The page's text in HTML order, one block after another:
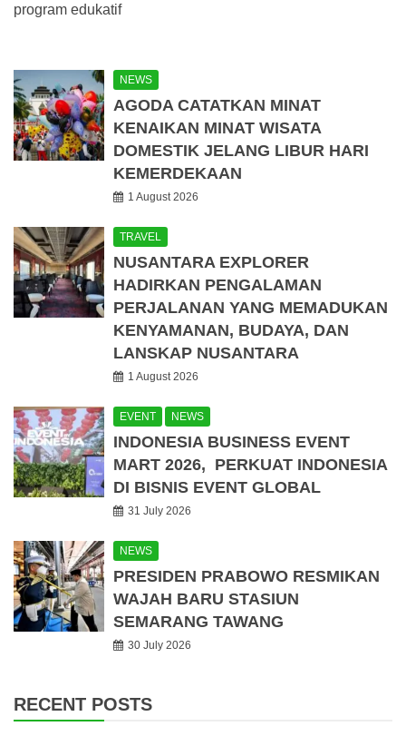
program edukatif
NEWS
AGODA CATATKAN MINAT
KENAIKAN MINAT WISATA
DOMESTIK JELANG LIBUR HARI
KEMERDEKAAN
1 August 2026
TRAVEL
NUSANTARA EXPLORER
HADIRKAN PENGALAMAN
PERJALANAN YANG MEMADUKAN
KENYAMANAN, BUDAYA, DAN
LANSKAP NUSANTARA
1 August 2026
EVENT NEWS
INDONESIA BUSINESS EVENT
MART 2026, PERKUAT INDONESIA
DI BISNIS EVENT GLOBAL
31 July 2026
NEWS
PRESIDEN PRABOWO RESMIKAN
WAJAH BARU STASIUN
SEMARANG TAWANG
30 July 2026
RECENT POSTS